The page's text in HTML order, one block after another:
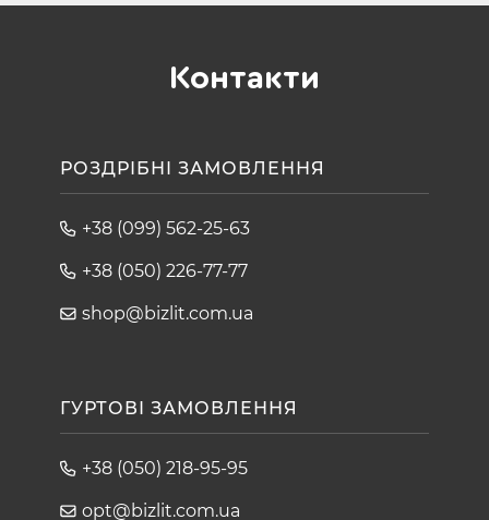
Контакти
РОЗДРІБНІ ЗАМОВЛЕННЯ
+38 (099) 562-25-63
+38 (050) 226-77-77
shop@bizlit.com.ua
ГУРТОВІ ЗАМОВЛЕННЯ
+38 (050) 218-95-95
opt@bizlit.com.ua